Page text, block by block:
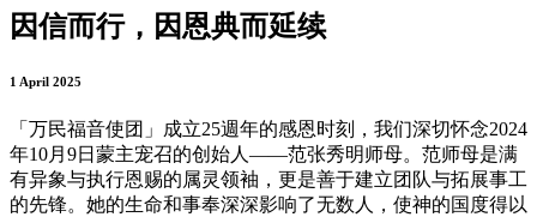
因信而行，因恩典而延续
1 April 2025
「万民福音使团」成立25週年的感恩时刻，我们深切怀念2024
年10月9日蒙主宠召的创始人——范张秀明师母。范师母是满
有异象与执行恩赐的属灵领袖，更是善于建立团队与拓展事工
的先锋。她的生命和事奉深深影响了无数人，使神的国度得以